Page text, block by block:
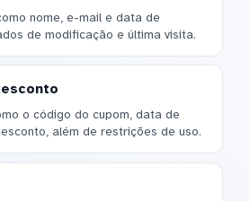
nome, e-mail e data de
de modificação e última visita.
o código do cupom, data de
além de restrições de uso.